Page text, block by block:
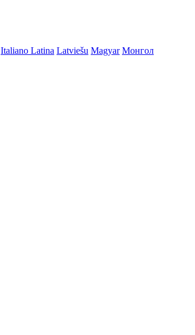
Italiano Latina Latviešu Magyar Монгол